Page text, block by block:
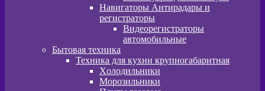
Навигаторы Антирадары и
регистраторы
Видеорегистраторы
автомобильные
Бытовая техника
Техника для кухни крупногабаритная
Xолодильники
Морозильники